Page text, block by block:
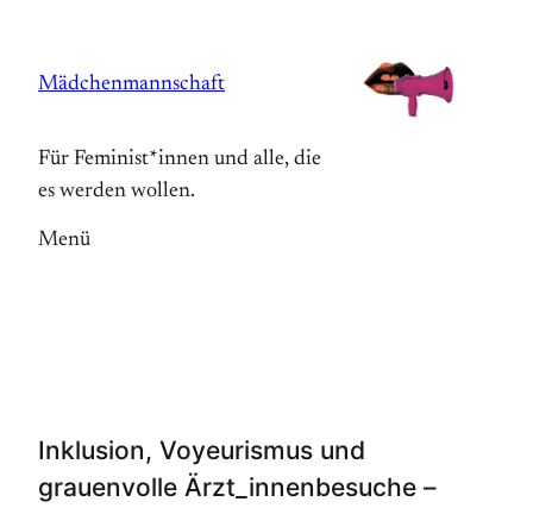
springen
Mädchenmannschaft
Für Feminist*innen und alle, die
es werden wollen.
Menü
Inklusion, Voyeurismus und
grauenvolle Ärzt_innenbesuche –